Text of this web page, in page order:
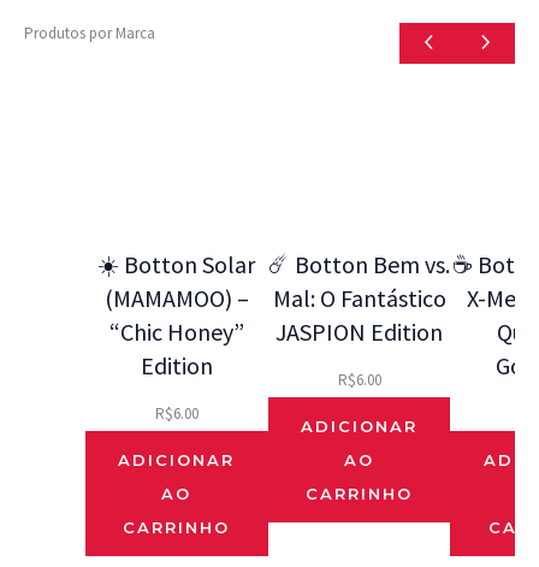
Produtos por Marca
☀️ Botton Solar
(MAMAMOO) –
“Chic Honey”
Edition
R$6.00
ADICIONAR
AO
CARRINHO
☄️ Botton Bem vs.
Mal: O Fantástico
JASPION Edition
R$6.00
ADICIONAR
AO
CARRINHO
☕
X-Men